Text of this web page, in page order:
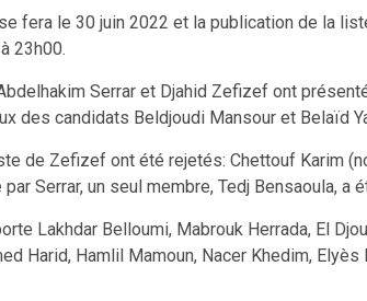
fera le 30 juin 2022 et la publication de la
23h00.
Serrar et Djahid Zefizef ont
des candidats Beldjoudi Mansour et Belaïd
de Zefizef ont été rejetés: Chettouf Karim
Serrar, un seul membre, Tedj Bensaoula, a
Lakhdar Belloumi, Mabrouk Herrada, El
Harid, Hamlil Mamoun, Nacer Khedim,